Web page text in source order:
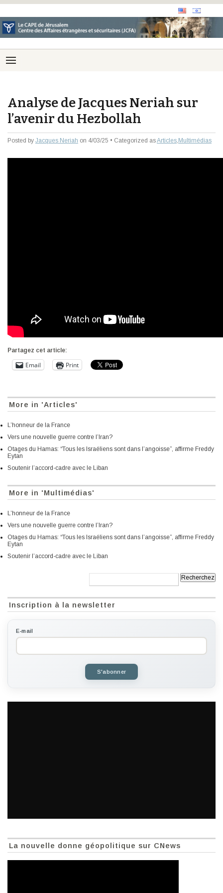
Analyse de Jacques Neriah sur
l’avenir du Hezbollah
Posted by Jacques Neriah on 4/03/25 • Categorized asArticles, Multimédias
Partagez cet article:
Email Print
More in 'Articles'
L’honneur de la France
Vers une nouvelle guerre contre l’Iran?
Otages du Hamas: “Tous les Israéliens sont dans l’angoisse”, affirme Freddy
Eytan
Soutenir l’accord-cadre avec le Liban
More in 'Multimédias'
L’honneur de la France
Vers une nouvelle guerre contre l’Iran?
Otages du Hamas: “Tous les Israéliens sont dans l’angoisse”, affirme Freddy
Eytan
Soutenir l’accord-cadre avec le Liban
Inscription à la newsletter
E-mail
S'abonner
La nouvelle donne géopolitique sur CNews